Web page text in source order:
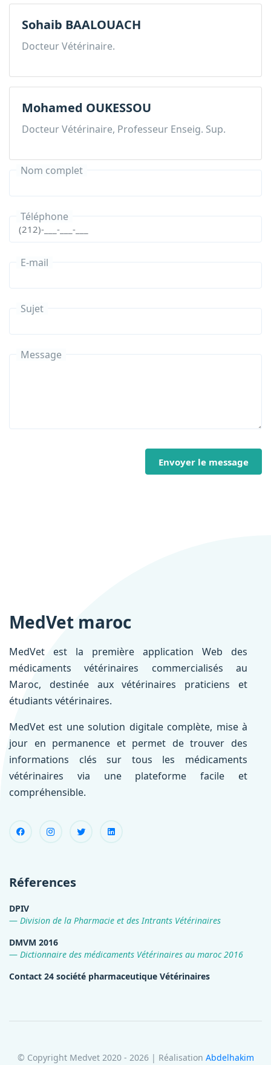
Sohaib BAALOUACH
Docteur Vétérinaire.
Mohamed OUKESSOU
Docteur Vétérinaire, Professeur Enseig. Sup.
Nom complet
Téléphone
E-mail
Sujet
Message
Envoyer le message
MedVet maroc
MedVet est la première application Web des
médicaments vétérinaires commercialisés au
Maroc, destinée aux vétérinaires praticiens et
étudiants vétérinaires.
MedVet est une solution digitale complète, mise à
jour en permanence et permet de trouver des
informations clés sur tous les médicaments
vétérinaires via une plateforme facile et
compréhensible.
Réferences
DPIV
Division de la Pharmacie et des Intrants Vétérinaires
DMVM 2016
Dictionnaire des médicaments Vétérinaires au maroc 2016
Contact 24 société pharmaceutique Vétérinaires
© Copyright Medvet 2020 - 2026 | Réalisation Abdelhakim